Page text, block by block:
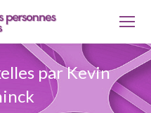
par Kevin